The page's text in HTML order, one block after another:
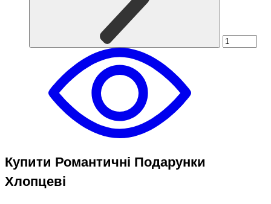
Купити Романтичні Подарунки
Хлопцеві